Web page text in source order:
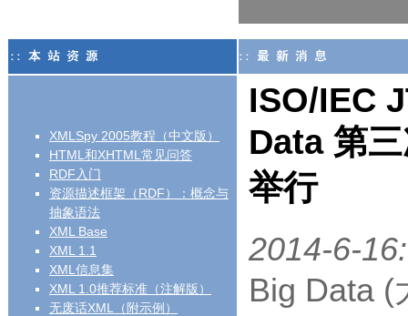
XMLSpy 2005教程（中文版）
HTML和XHTML常见问答
RDF入门
资源描述框架（RDF）：概念与
抽象语法
XML Base
XML 1.1
XML信息集
XML 1.0推荐标准（注解版）
无废话XML（附示例）
ISO/IEC
Data 第
举行
2014-6-16:
Big Data (